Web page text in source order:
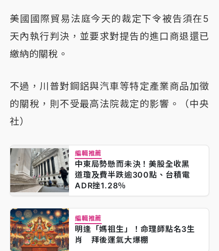
美國國際貿易法庭今天的裁定下令被告須在5
天內執行判決，並要求對提告的進口商退還已
繳納的關稅。
不過，川普對鋼鋁與汽車等特定產業商品加徵
的關稅，則不受最高法院裁定的影響。（中央
社）
編輯推薦
中東局勢懸而未決！美股全收黑
道瓊及費半跌逾300點、台積電
ADR挫1.28％
編輯推薦
明逢「媽祖生」！命理師點名3生
肖 拜後運氣大爆棚